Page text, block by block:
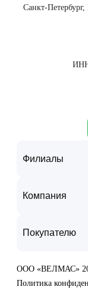
Санкт-
Филиалы
Компания
Покупателю
ООО «ВЕЛМАС»
Политика